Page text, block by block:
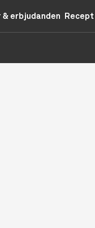
erbjudanden Recept